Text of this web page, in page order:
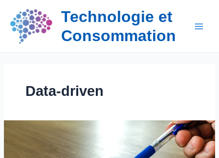
contenu
Technologie et
Consommation
Data-driven